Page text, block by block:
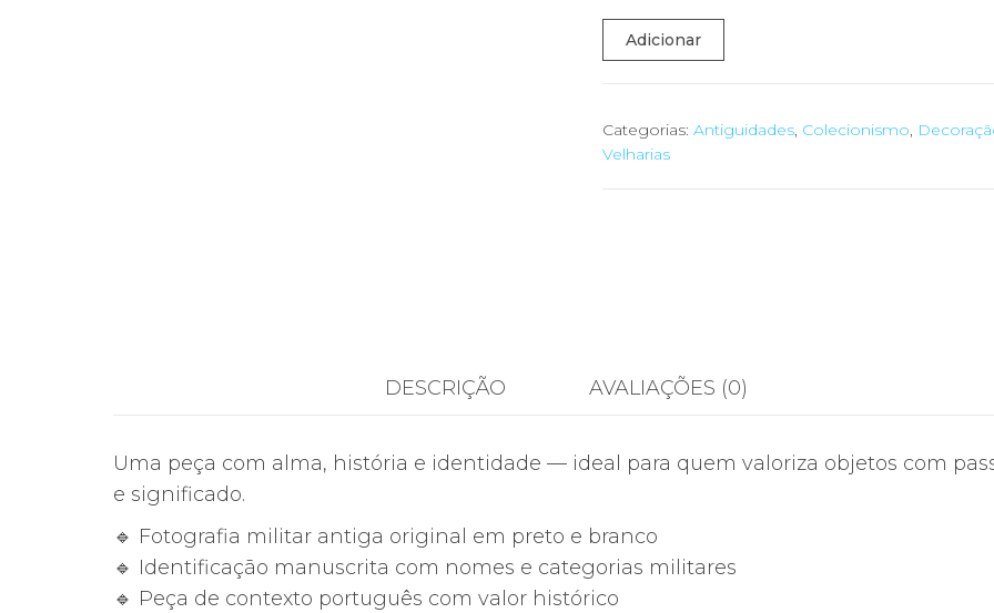
Quantidade
de
Fotografia
Militar
Documental
Portuguesa
Legenda
Adicionar
Categorias: Antiguidades, Colecionismo,
Velharias
DESCRIÇÃO AVALIAÇÕES (0)
Uma peça com alma, história e identidade — ideal para quem valoriza objetos com
e significado.
🔹 Fotografia militar antiga original em preto e branco
🔹 Identificação manuscrita com nomes e categorias militares
🔹 Peça de contexto português com valor histórico